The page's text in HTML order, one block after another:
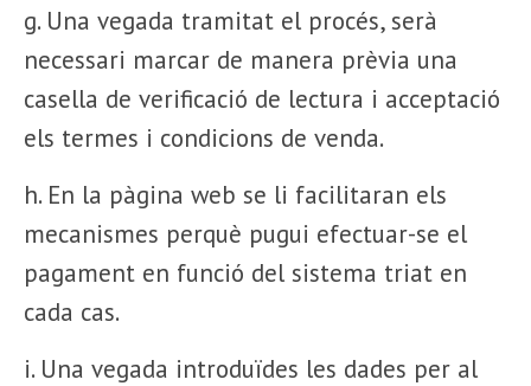
g. Una vegada tramitat el procés, serà
necessari marcar de manera prèvia una
casella de verificació de lectura i acceptació
els termes i condicions de venda.
h. En la pàgina web se li facilitaran els
mecanismes perquè pugui efectuar-se el
pagament en funció del sistema triat en
cada cas.
i. Una vegada introduïdes les dades per al